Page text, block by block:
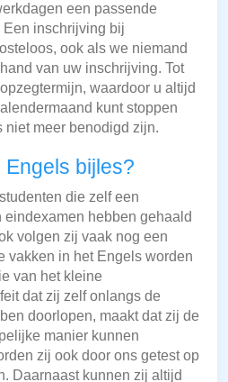
een passende
inschrijving bij
ook als we niemand
van uw inschrijving. Tot
waardoor u altijd
kunt stoppen
meer benodigd zijn.
bijles?
die zelf een
eindexamen hebben gehaald
volgen zij vaak nog een
vakken in het Engels worden
van het kleine
dat zij zelf onlangs de
doorlopen, maakt dat zij de
manier kunnen
zij ook door ons getest op
Daarnaast kunnen zij altijd